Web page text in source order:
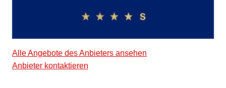
Alle Angebote des Anbieters ansehen
Anbieter kontaktieren